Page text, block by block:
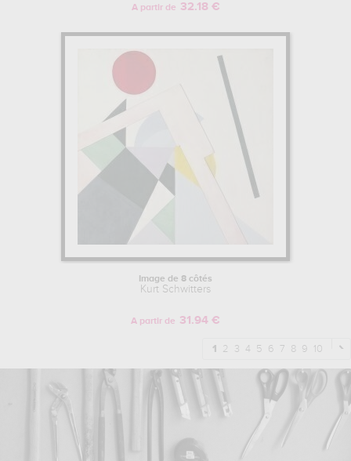
A partir de 32.18 €
Image de 8 côtés
Kurt Schwitters
A partir de 31.94 €
1 2 3 4 5 6 7 8 9 10